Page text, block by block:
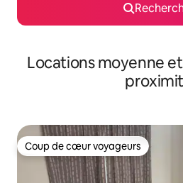
Locations moyenne
Coup de cœur voyageurs
Coup de cœur voyageurs